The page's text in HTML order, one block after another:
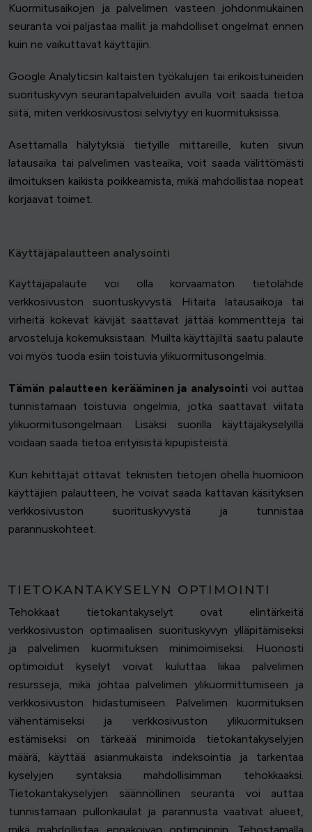
Kuormitusaikojen ja palvelimen vasteen johdonmukainen
seuranta voi paljastaa mallit ja mahdolliset ongelmat ennen
kuin ne vaikuttavat käyttäjiin.
Google Analyticsin kaltaisten työkalujen tai erikoistuneiden
suorituskyvyn seurantapalveluiden avulla voit saada tietoa
siitä, miten verkkosivustosi selviytyy eri kuormituksissa.
Asettamalla hälytyksiä tietyille mittareille, kuten sivun
latausaika tai palvelimen vasteaika, voit saada välittömästi
ilmoituksen kaikista poikkeamista, mikä mahdollistaa nopeat
korjaavat toimet.
Käyttäjäpalautteen analysointi
Käyttäjäpalaute voi olla korvaamaton tietolähde
verkkosivuston suorituskyvystä. Hitaita latausaikoja tai
virheitä kokevat kävijät saattavat jättää kommentteja tai
arvosteluja kokemuksistaan. Muilta käyttäjiltä saatu palaute
voi myös tuoda esiin toistuvia ylikuormitusongelmia.
Tämän palautteen kerääminen ja analysointi voi auttaa
tunnistamaan toistuvia ongelmia, jotka saattavat viitata
ylikuormitusongelmaan. Lisäksi suorilla käyttäjäkyselyillä
voidaan saada tietoa erityisistä kipupisteistä.
Kun kehittäjät ottavat teknisten tietojen ohella huomioon
käyttäjien palautteen, he voivat saada kattavan käsityksen
verkkosivuston suorituskyvystä ja tunnistaa
parannuskohteet.
TIETOKANTAKYSELYN OPTIMOINTI
Tehokkaat tietokantakyselyt ovat elintärkeitä
verkkosivuston optimaalisen suorituskyvyn ylläpitämiseksi
ja palvelimen kuormituksen minimoimiseksi. Huonosti
optimoidut kyselyt voivat kuluttaa liikaa palvelimen
resursseja, mikä johtaa palvelimen ylikuormittumiseen ja
verkkosivuston hidastumiseen. Palvelimen kuormituksen
vähentämiseksi ja verkkosivuston ylikuormituksen
estämiseksi on tärkeää minimoida tietokantakyselyjen
määrä, käyttää asianmukaista indeksointia ja tarkentaa
kyselyjen syntaksia mahdollisimman tehokkaaksi.
Tietokantakyselyjen säännöllinen seuranta voi auttaa
tunnistamaan pullonkaulat ja parannusta vaativat alueet,
mikä mahdollistaa ennakoivan optimoinnin. Tehostamalla